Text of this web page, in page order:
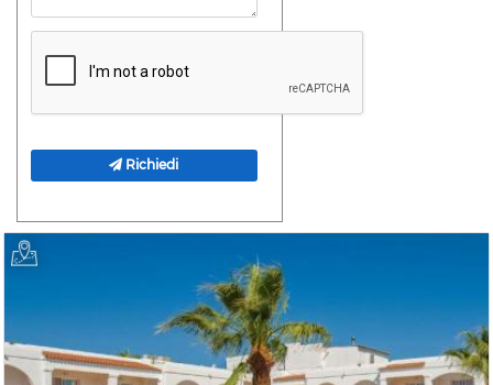
Richiedi